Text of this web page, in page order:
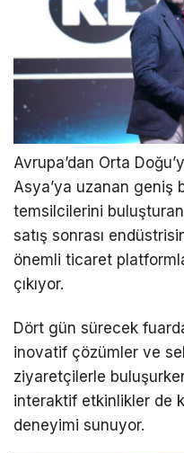
Avrupa’dan Orta
Asya’ya uzanan geniş
temsilcilerini
satış sonrası
önemli ticaret
çıkıyor.
Dört gün sürecek
inovatif çözümler ve
ziyaretçilerle
interaktif etkinlikler de
deneyimi sunuyor.